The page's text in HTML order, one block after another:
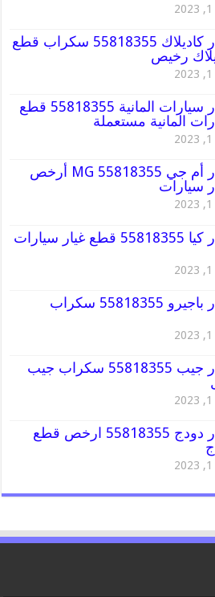
قطع غيار كاديلاك 55818355 سكراب قطع
رخيص
قطع غيار سيارات المانية 55818355 قطع
المانية مستعملة
قطع غيار أم جي MG 55818355 أرخص
سيارات
قطع غيار كيا 55818355 قطع غيار سيارات
قطع غيار باجيرو 55818355 سكراب
قطع غيار جيب 55818355 سكراب جيب
قطع غيار دودج 55818355 ارخص قطع